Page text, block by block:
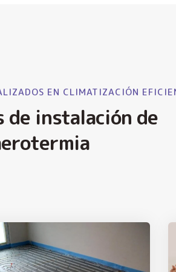
EN CLIMATIZACIÓN
de instalación de